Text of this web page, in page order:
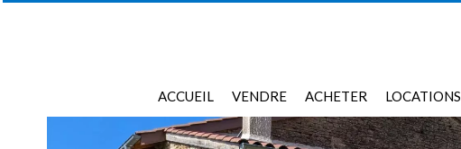
ACCUEIL VENDRE ACHETER LOCATIONS